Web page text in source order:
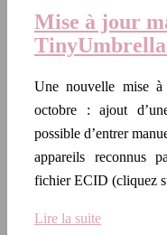
Mise à jour
Une nouvelle mise
octobre : ajout
possible d’entrer
appareils reconnus
fichier ECID (cliquez
Lire la suite